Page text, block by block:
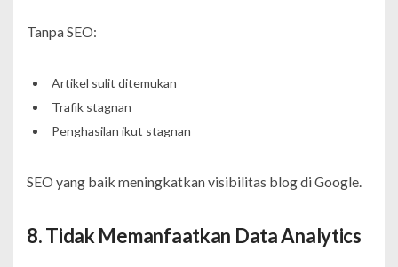
Tanpa SEO:
Artikel sulit ditemukan
Trafik stagnan
Penghasilan ikut stagnan
SEO yang baik meningkatkan visibilitas blog di Google.
8. Tidak Memanfaatkan Data Analytics